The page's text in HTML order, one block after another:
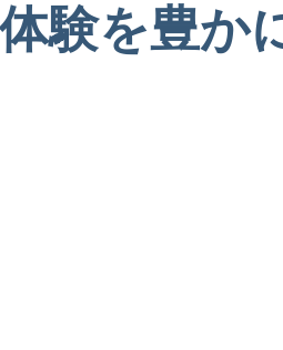
験を豊か